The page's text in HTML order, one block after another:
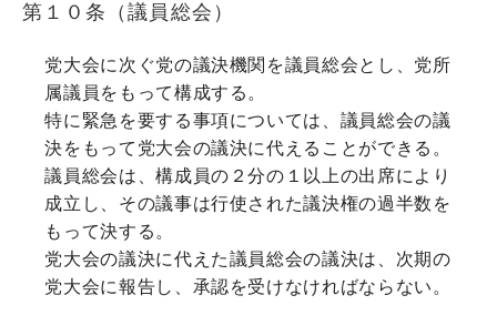
第１０条（議員総会）
党大会に次ぐ党の議決機関を議員総会とし、党所
属議員をもって構成する。
特に緊急を要する事項については、議員総会の議
決をもって党大会の議決に代えることができる。
議員総会は、構成員の２分の１以上の出席により
成立し、その議事は行使された議決権の過半数を
もって決する。
党大会の議決に代えた議員総会の議決は、次期の
党大会に報告し、承認を受けなければならない。